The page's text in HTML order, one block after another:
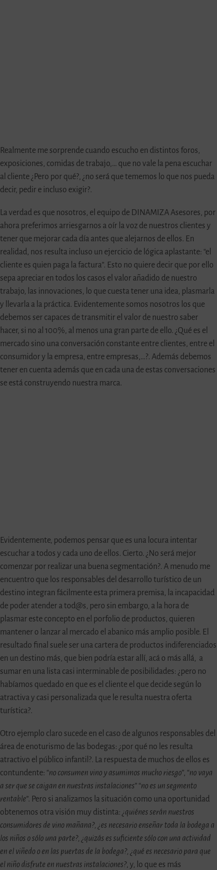
Realmente me sorprende cuando escucho en distintos foros,
exposiciones, comidas de trabajo,… que no vale la pena escuchar
al cliente ¿Pero por qué?, ¿no será que tememos lo que nos pueda
decir, pedir e incluso exigir?.
La verdad es que nosotros, el equipo de DINAMIZA Asesores, por
ahora preferimos arriesgarnos a oír la voz de nuestros clientes y
tener que mejorar cada día antes que alejarnos de ellos. En
realidad, nos resulta incluso un ejercicio de lógica aplastante: “el
cliente es quien paga la factura”. Esto no quiere decir que por ello
sepa apreciar en todos los casos el valor añadido de nuestro
trabajo, las innovaciones, lo que cuesta tener una idea, plasmarla
y llevarla a la práctica. Evidentemente somos nosotros los que
debemos ser capaces de transmitir el valor de nuestro saber
hacer, si no al 100%, al menos una gran parte de ello. ¿Qué es el
mercado sino una conversación constante entre clientes, entre el
consumidor y la empresa, entre empresas,…?. Además debemos
tener en cuenta además que en cada una de estas conversaciones
se está construyendo nuestra marca.
Evidentemente, podemos pensar que es una locura intentar
escuchar a todos y cada uno de ellos. Cierto. ¿No será mejor
comenzar por realizar una buena segmentación?. A menudo me
encuentro que los responsables del desarrollo turístico de un
destino integran fácilmente esta primera premisa, la incapacidad
de poder atender a tod@s, pero sin embargo, a la hora de
plasmar este concepto en el porfolio de productos, quieren
mantener o lanzar al mercado el abanico más amplio posible. El
resultado final suele ser una cartera de productos indiferenciados
en un destino más, que bien podría estar allí, acá o más allá, a
sumar en una lista casi interminable de posibilidades: ¿pero no
habíamos quedado en que es el cliente el que decide según lo
atractiva y casi personalizada que le resulta nuestra oferta
turística?.
Otro ejemplo claro sucede en el caso de algunos responsables del
área de enoturismo de las bodegas: ¿por qué no les resulta
atractivo el público infantil?. La respuesta de muchos de ellos es
contundente: “no consumen vino y asumimos mucho riesgo”, “no vaya
a ser que se caigan en nuestras instalaciones” “no es un segmento
rentable”. Pero si analizamos la situación como una oportunidad
obtenemos otra visión muy distinta: ¿quiénes serán nuestros
consumidores de vino mañana?, ¿es necesario enseñar toda la bodega a
los niños o sólo una parte?, ¿quizás es suficiente sólo con una actividad
en el viñedo o en las puertas de la bodega?, ¿qué es necesario para que
el niño disfrute en nuestras instalaciones?, y, lo que es más